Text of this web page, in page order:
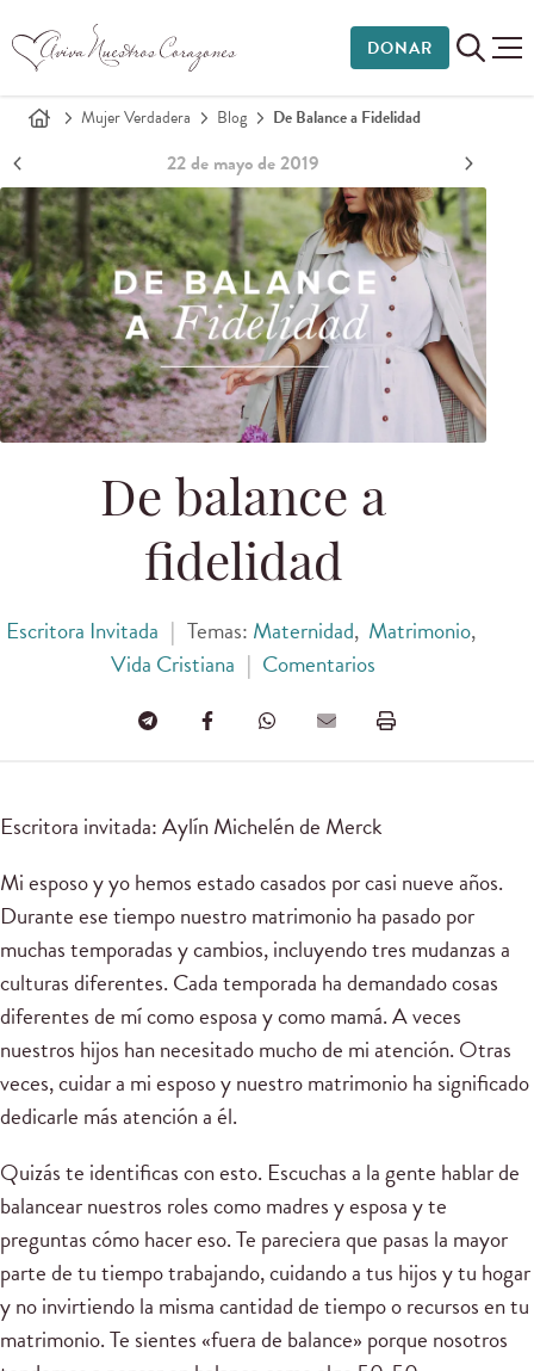
DONAR
Mujer Verdadera Blog De Balance a Fidelidad
22 de mayo de 2019
De balance a
fidelidad
Escritora Invitada | Temas: Maternidad, Matrimonio,
Vida Cristiana | Comentarios
Escritora invitada: Aylín Michelén de Merck
Mi esposo y yo hemos estado casados por casi nueve años.
Durante ese tiempo nuestro matrimonio ha pasado por
muchas temporadas y cambios, incluyendo tres mudanzas a
culturas diferentes. Cada temporada ha demandado cosas
diferentes de mí como esposa y como mamá. A veces
nuestros hijos han necesitado mucho de mi atención. Otras
veces, cuidar a mi esposo y nuestro matrimonio ha significado
dedicarle más atención a él.
Quizás te identificas con esto. Escuchas a la gente hablar de
balancear nuestros roles como madres y esposa y te
preguntas cómo hacer eso. Te pareciera que pasas la mayor
parte de tu tiempo trabajando, cuidando a tus hijos y tu hogar
y no invirtiendo la misma cantidad de tiempo o recursos en tu
matrimonio. Te sientes «fuera de balance» porque nosotros